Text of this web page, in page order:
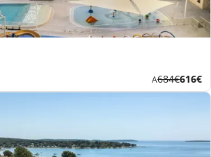
AKorábbi
díj
684€Új
ár
616€